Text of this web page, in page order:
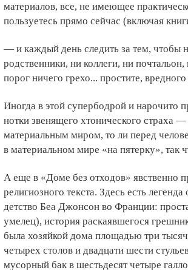
материалов, все, не имеющее
пользуетесь прямо сейчас (включая
— и каждый день следить за тем, чтобы
родственники, ни коллеги, ни
порог ничего грехо... простите,
Иногда в этой супербодрой и нарочито
нотки звенящего хтонического страха
материальным миром, то ли перед
в материальном мире «на пятерку», так
А еще в «Доме без отходов» явственно
религиозного текста. Здесь есть
детство Беа Джонсон во Франции:
умелец), история раскаявшегося
была хозяйкой дома площадью три
четырех столов и двадцати шести
мусорный бак в шестьдесят четыре